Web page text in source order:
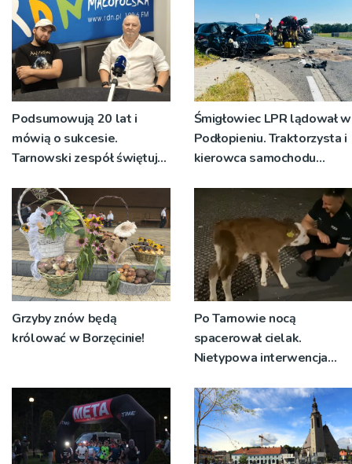
Podsumowują 20 lat i
mówią o sukcesie.
Tarnowski zespół świętuje
koncert
Śmigłowiec LPR lądował w
Podłopieniu. Traktorzysta i
kierowca samochodu
poszkodowani
Grzyby znów będą
królować w Borzęcinie!
Po Tarnowie nocą
spacerował cielak.
Nietypowa interwencja